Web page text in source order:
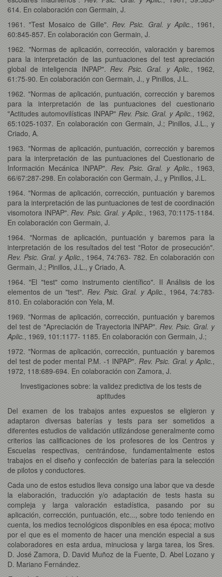
614. En colaboración con Germain, J.
1961. "Test Mosaico de Gille". Rev. Psic. Gral. y Aplic., 1961,
60:845-857. En colaboración con Germain, J.
1962. "Normas de aplicación, corrección, valoración y baremos
para la interpretación de las puntuaciones del test apreciación
global de inteligencia INPAP". Rev. Psic. Gral. y Aplic., 1962,
61:75-90. En colaboración con Germain, J., y Pinillos, J.L.
1962. "Normas de aplicación, puntuación, corrección y baremos
para la interpretación de las puntuaciones del cuestionario
"Actitudes automovilísticas INPAP" Rev. Psic. Gral. y Aplic., 1962,
65:1025-1037. En colaboración con Germain, J.; Pinillos, J.L., y
Criado, A.
1963. "Normas de aplicación, puntuación, corrección y baremos
para la interpretación de las puntuaciones del Cuestionario de
Información Mecánica INPAP". Rev. Psic. Gral. y Aplic., 1963,
66/67:287-298. En colaboración con Germain, J., y Pinillos, J.L.
1964. "Normas de aplicación, corrección, puntuación y baremos
para la interpretación de las puntuaciones de test de coordinación
visomotora INPAP". Rev. Psic. Gral. y Aplic., 1963, 70:1175-1184.
En colaboración con Germain, J.
1964. "Normas de aplicación, puntuación y baremos para la
interpretación de los resultados del test "Rotor de prosecución".
Rev. Psic. Gral. y Aplic., 1964, 74:763- 782. En colaboración con
Germain, J.; Pinillos, J.L., y Criado, A.
1964. "El "test" como instrumento científico". II Análisis de los
elementos de un "test". Rev. Psic. Gral. y Aplic., 1964, 74:783-
810. En colaboración con Yela, M.
1969. "Normas de aplicación, corrección, puntuación y baremos
del test de "Apreciación de Trayectoria INPAP".Rev. Psic. Gral. y
Aplic., 1969, 101:1177- 1185. En colaboración con Germain, J.;
1972. "Normas de aplicación, corrección, puntuación y baremos
del test de poder mental P.M. -1 INPAP". Rev. Psic. Gral. y Aplic.,
1972, 118:689-694. En colaboración con Zamora, J.
Investigaciones sobre: la validez predictiva de los tests de
aptitudes
Del examen de los trabajos antes expuestos se eligieron y
adaptaron diversas baterías y tests para ser sometidos a
diferentes estudios de validación utilizándose generalmente como
criterios las calificaciones de los profesores de los Centros y
Escuelas respectivas, centrándose, fundamentalmente estos
trabajos en el diseño y confección de baterías para la selección
de pilotos y conductores.
Cada uno de estos estudios lleva consigo una labor que va desde
la elaboración, traducción y/o adaptación de tests hasta su
compleja y larga valoración estadística, pasando por su
aplicación, corrección, puntuación, etc..., sobre todo teniendo en
cuenta, los medios tecnológicos disponibles en esa época; motivo
por el que es el momento de hacer una mención especial a sus
colaboradores en esta ardua, minuciosa y larga tarea, los Sres.
D. José Zamora, D. David Muñoz de la Fuente, D. Abel Lozano y
D. Mariano Fernández.